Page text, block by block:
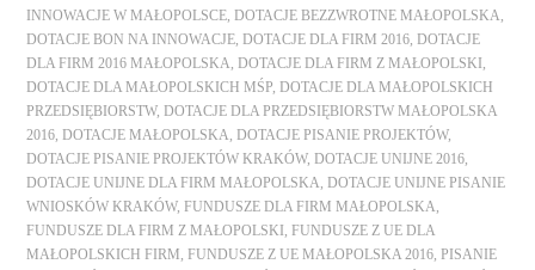
INNOWACJE W MAŁOPOLSCE ,DOTACJE BEZZWROTNE MAŁOPOLSKA
DOTACJE BON NA INNOWACJE ,DOTACJE DLA FIRM 2016 ,DOTACJE
DLA FIRM 2016 MAŁOPOLSKA ,DOTACJE DLA FIRM Z MAŁOPOLSKI
DOTACJE DLA MAŁOPOLSKICH MŚP ,DOTACJE DLA MAŁOPOLSKICH
PRZEDSIĘBIORSTW,DOTACJE DLA PRZEDSIĘBIORSTW MAŁOPOLSKA
2016 ,DOTACJE MAŁOPOLSKA ,DOTACJE PISANIE PROJEKTÓW,
DOTACJE PISANIE PROJEKTÓW KRAKÓW,DOTACJE UNIJNE 2016
DOTACJE UNIJNE DLA FIRM MAŁOPOLSKA ,DOTACJE UNIJNE PISANIE
WNIOSKÓW KRAKÓW,FUNDUSZE DLA FIRM MAŁOPOLSKA
FUNDUSZE DLA FIRM Z MAŁOPOLSKI
,FUNDUSZE Z UE DLA
MAŁOPOLSKICH FIRM ,FUNDUSZE Z UE MAŁOPOLSKA 2016 ,PISANIE